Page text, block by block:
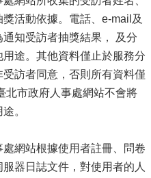
活動依據。電話、e-mail及
知受訪者抽獎結果， 及分
途。其他資料僅止於服務分
訪者同意，否則所有資料僅
北市政府人事處網站不會將
。
網站根據使用者註冊、問卷
器日誌文件，對使用者的人